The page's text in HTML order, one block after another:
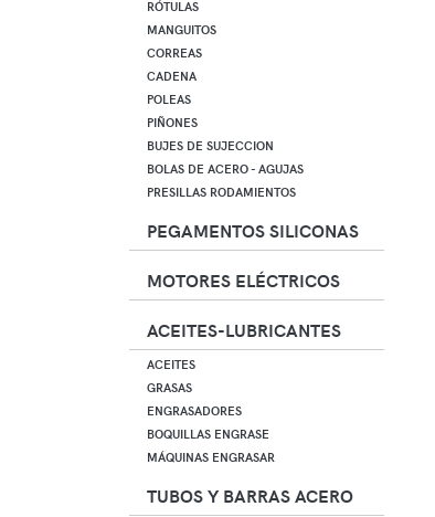
RÓTULAS
MANGUITOS
CORREAS
CADENA
POLEAS
PIÑONES
BUJES DE SUJECCION
BOLAS DE ACERO - AGUJAS
PRESILLAS RODAMIENTOS
PEGAMENTOS SILICONAS
MOTORES ELÉCTRICOS
ACEITES-LUBRICANTES
ACEITES
GRASAS
ENGRASADORES
BOQUILLAS ENGRASE
MÁQUINAS ENGRASAR
TUBOS Y BARRAS ACERO